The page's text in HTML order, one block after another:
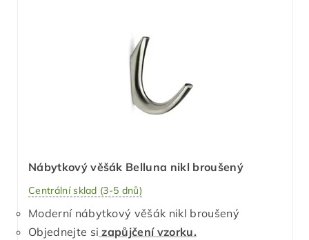
Nábytkový věšák Belluna nikl broušený
Centrální sklad (3-5 dnů)
Moderní nábytkový věšák nikl broušený
Objednejte si zapůjčení vzorku.